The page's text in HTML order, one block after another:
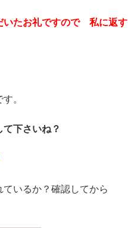
いたお礼ですので 私に返す
。
下さいね？
いるか？確認してから